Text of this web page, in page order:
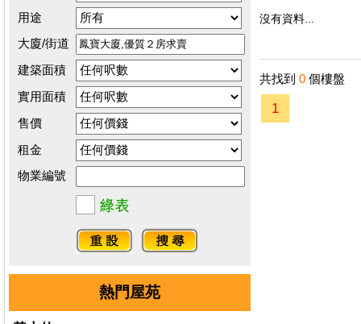
用途
大廈/街道
建築面積
實用面積
售價
租金
物業編號
熱門屋苑
沒有資料...
共找到 0 個樓盤
1